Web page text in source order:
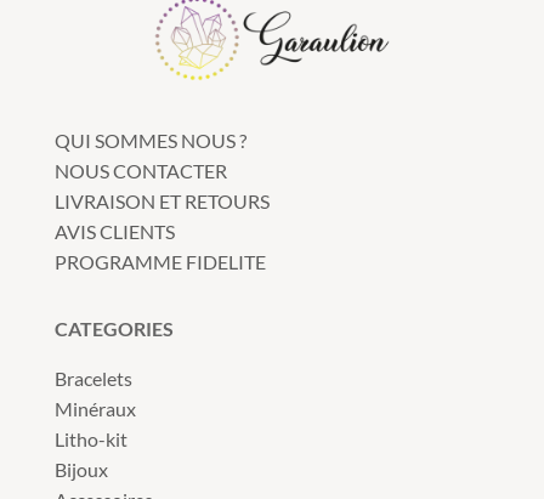
QUI SOMMES NOUS ?
NOUS CONTACTER
LIVRAISON ET RETOURS
AVIS CLIENTS
PROGRAMME FIDELITE
CATEGORIES
Bracelets
Minéraux
Litho-kit
Bijoux